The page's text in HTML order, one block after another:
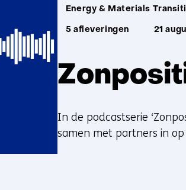
Unit:
Energy & Materials
5 afleveringen 21
In de podcastserie
samen met partners in